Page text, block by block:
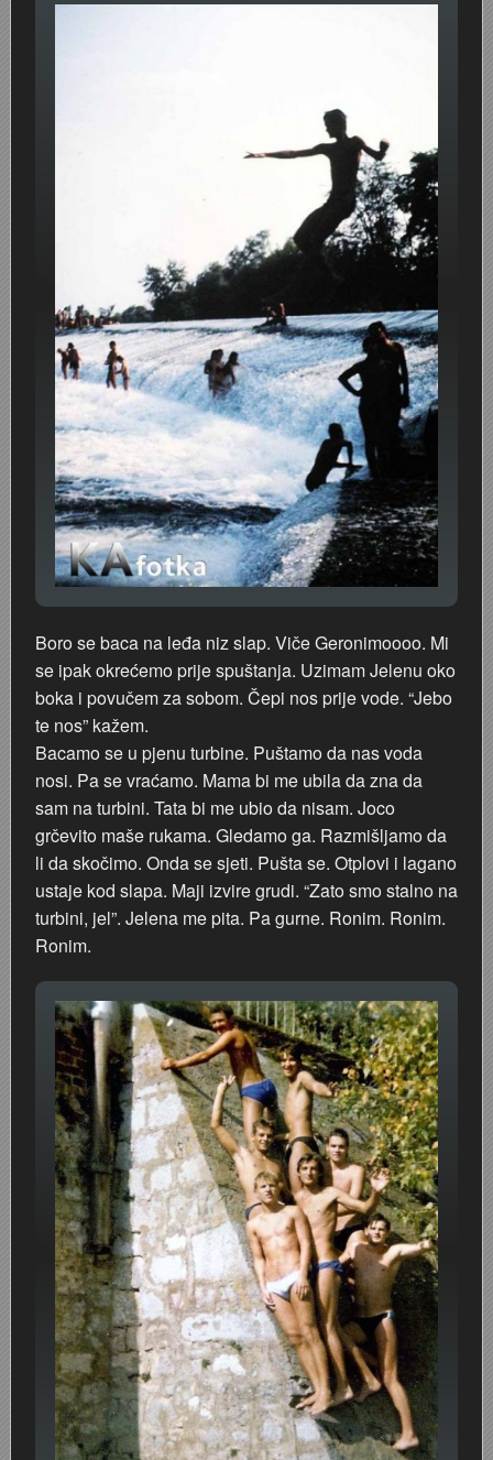
Boro se baca na leđa niz slap. Viče Geronimoooo. Mi
se ipak okrećemo prije spuštanja. Uzimam Jelenu oko
boka i povučem za sobom. Čepi nos prije vode. “Jebo
te nos” kažem.
Bacamo se u pjenu turbine. Puštamo da nas voda
nosi. Pa se vraćamo. Mama bi me ubila da zna da
sam na turbini. Tata bi me ubio da nisam. Joco
grčevito maše rukama. Gledamo ga. Razmišljamo da
li da skočimo. Onda se sjeti. Pušta se. Otplovi i lagano
ustaje kod slapa. Maji izvire grudi. “Zato smo stalno na
turbini, jel”. Jelena me pita. Pa gurne. Ronim. Ronim.
Ronim.